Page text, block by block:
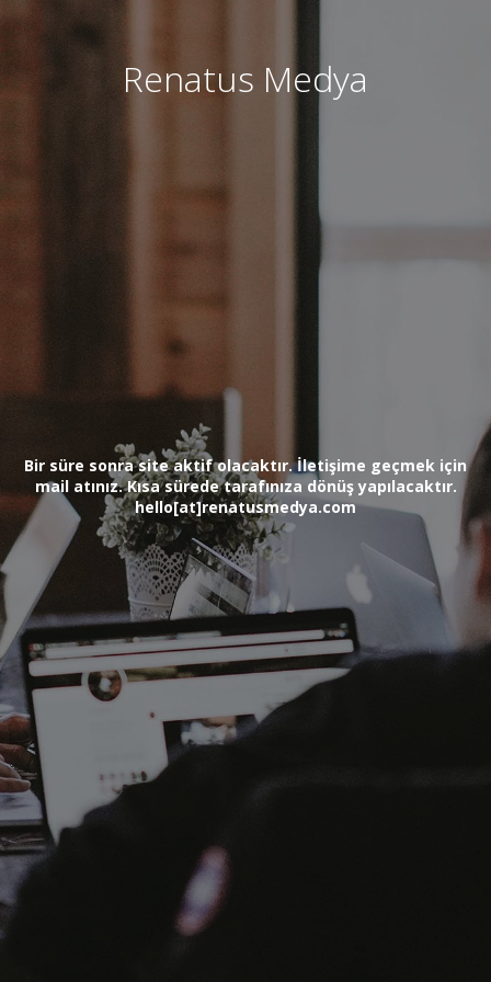
Renatus Medya
Bir süre sonra site aktif olacaktır. İletişime geçmek için
mail atınız. Kısa sürede tarafınıza dönüş yapılacaktır.
hello[at]renatusmedya.com